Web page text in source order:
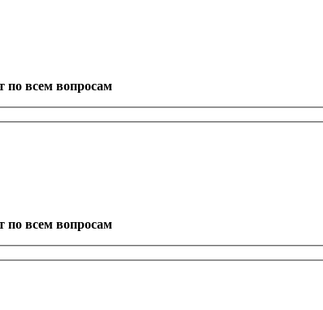
по всем вопросам
по всем вопросам